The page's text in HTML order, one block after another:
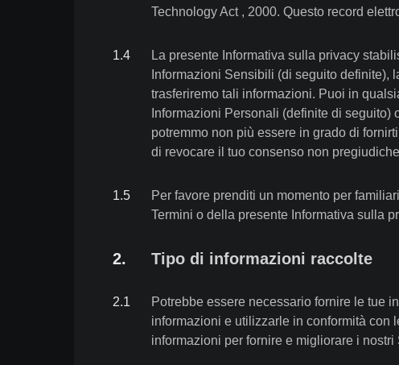
Technology Act , 2000. Questo record
1.4
La presente Informativa sulla privacy
Informazioni Sensibili (di seguito
trasferiremo tali informazioni. Puoi in
Informazioni Personali (definite di
potremmo non più essere in grado di
di revocare il tuo consenso non
1.5
Per favore prenditi un momento per
Termini o della presente Informativa sulla
2. Tipo di informazioni raccolte
2.1
Potrebbe essere necessario fornire le tue
informazioni e utilizzarle in conformità con
informazioni per fornire e migliorare i